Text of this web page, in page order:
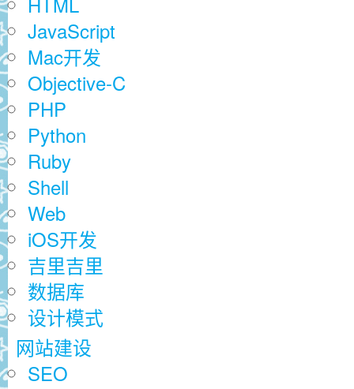
JavaScript
Mac开发
Objective-C
PHP
Python
Ruby
Shell
Web
iOS开发
吉里吉里
数据库
设计模式
网站建设
SEO